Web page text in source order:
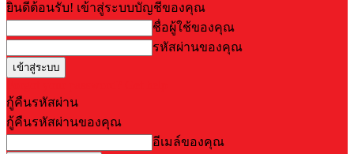
ยินดีต้อนรับ! เข้าสู่ระบบบัญชีของคุณ
ชื่อผู้ใช้ของคุณ
รหัสผ่านของคุณ
กู้คืนรหัสผ่าน
กู้คืนรหัสผ่านของคุณ
อีเมล์ของคุณ